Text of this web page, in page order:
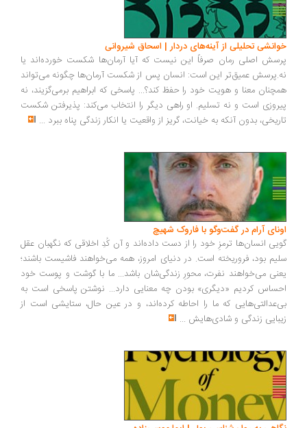
تحلیلی از آینه‌های دردار | اسحاق شیروانی
اصلی رمان صرفاً این نیست که آیا آرمان‌ها شکست خورده‌اند یا
عمیق‌تر این است: انسان پس از شکست آرمان‌ها چگونه می‌تواند
معنا و هویت خود را حفظ کند؟... پاسخی که ابراهیم برمی‌گزیند، نه
است و نه تسلیم. او راهی دیگر را انتخاب می‌کند: پذیرفتن شکست
بدون آنکه به خیانت، گریز از واقعیت یا انکار زندگی پناه ببرد...
آرام در گفت‌وگو با فاروک شهیچ‭
انسان‌ها ترمزِ خود را از دست داده‌اند و آن کُدِ اخلاقی که نگهبان عقل
بود، فروریخته است. در دنیای امروز، همه می‌خواهند فاشیست باشند؛
می‌خواهند نفرت، محورِ زندگی‌شان باشد... ما با گوشت و پوست خود
کردیم «دیگری» بودن چه معنایی دارد... نوشتن پاسخی است به
که ما را احاطه کرده‌اند، و در عین حال، ستایشی است از
زندگی و شادی‌هایش...